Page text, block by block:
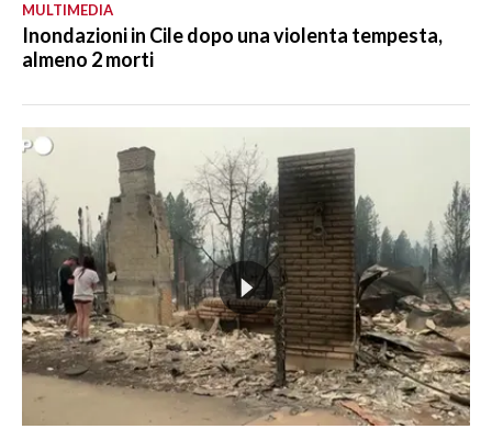
MULTIMEDIA
Inondazioni in Cile dopo una violenta tempesta,
almeno 2 morti